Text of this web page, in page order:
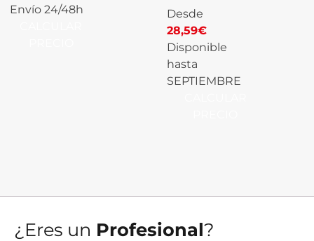
Envío 24/48h
Desde
28,59€
Disponible
hasta
SEPTIEMBRE
¿Eres un Profesional?